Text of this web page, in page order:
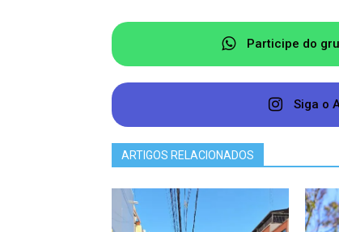
terça (30), o comércio opera
ano, das 9 às 18 horas. Na
Universal, os estabelecimentos
na sexta-feira (2), ao meio-dia.
Participe do
Siga o
ARTIGOS RELACIONADOS